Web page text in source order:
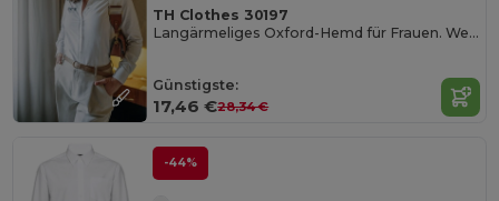
TH Clothes 30197
Langärmeliges Oxford-Hemd für Frauen. Weiße Farbe
Günstigste:
17,46 €28,34 €
-44%